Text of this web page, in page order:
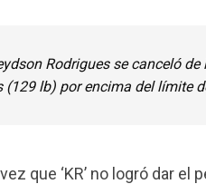
Rodrigues se canceló
lb) por encima del límite
que ‘KR’ no logró dar el